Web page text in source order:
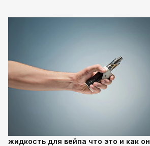
жидкость для вейпа что это и как